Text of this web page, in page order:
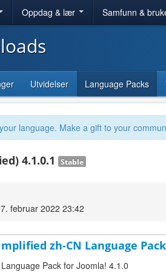
Oppdag & lær Samfunn &
Utvidelser Language Packs
language. Make a gift to your
4.1.0.1 Stable
februar 2022 23:42
zh-CN Language
Pack for Joomla! 4.1.0